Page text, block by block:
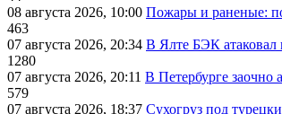
08 августа 2026, 10:00 Пожары и раненые:
463
07 августа 2026, 20:34 В Ялте БЭК
1280
07 августа 2026, 20:11 В Петербурге заочно
579
07 августа 2026, 18:37 Сухогруз под